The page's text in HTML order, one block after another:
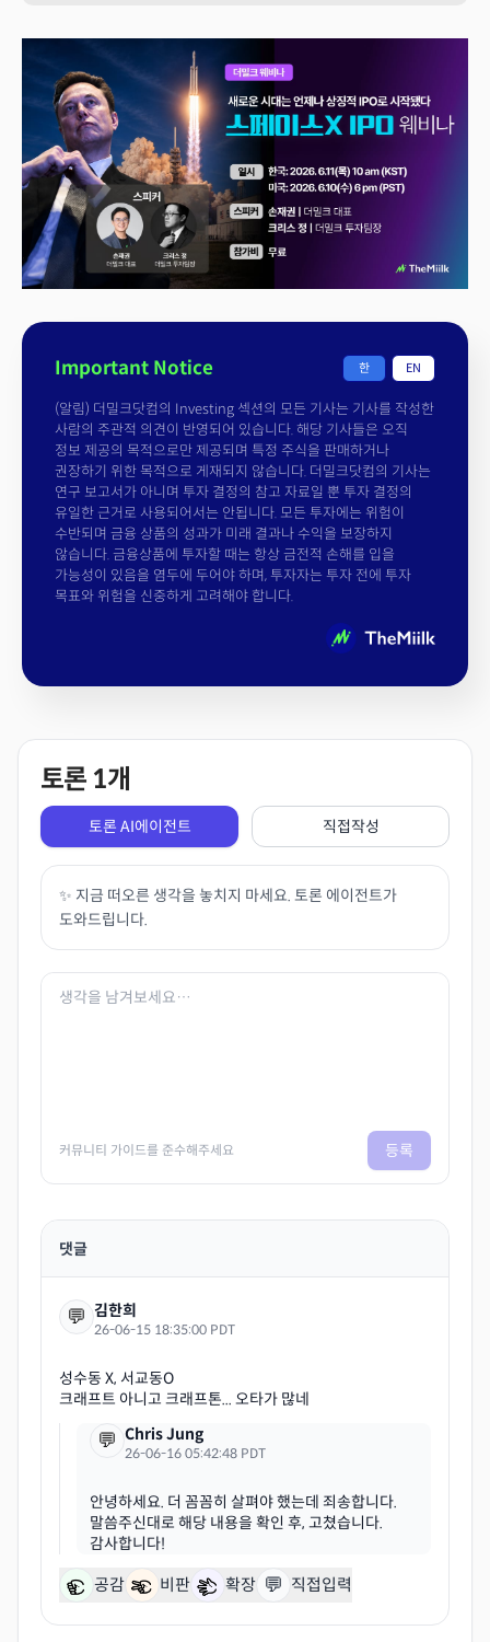
Important Notice 한 EN
(알림) 더밀크닷컴의 Investing 섹션의 모든 기사는 기사를 작성한
사람의 주관적 의견이 반영되어 있습니다. 해당 기사들은 오직
정보 제공의 목적으로만 제공되며 특정 주식을 판매하거나
권장하기 위한 목적으로 게재되지 않습니다. 더밀크닷컴의 기사는
연구 보고서가 아니며 투자 결정의 참고 자료일 뿐 투자 결정의
유일한 근거로 사용되어서는 안됩니다. 모든 투자에는 위험이
수반되며 금융 상품의 성과가 미래 결과나 수익을 보장하지
않습니다. 금융상품에 투자할 때는 항상 금전적 손해를 입을
가능성이 있음을 염두에 두어야 하며, 투자자는 투자 전에 투자
목표와 위험을 신중하게 고려해야 합니다.
토론 1개
토론 AI에이전트 직접작성
✨ 지금 떠오른 생각을 놓치지 마세요. 토론 에이전트가
도와드립니다.
커뮤니티 가이드를 준수해주세요 등록
댓글
💬 김한희
26-06-15 18:35:00 PDT
성수동 X, 서교동O
💬 Chris Jung
26-06-16 05:42:48 PDT
안녕하세요. 더 꼼꼼히 살펴야 했는데 죄송합니다.
말씀주신대로 해당 내용을 확인 후, 고쳤습니다.
공감 비판 확장 💬 직접입력